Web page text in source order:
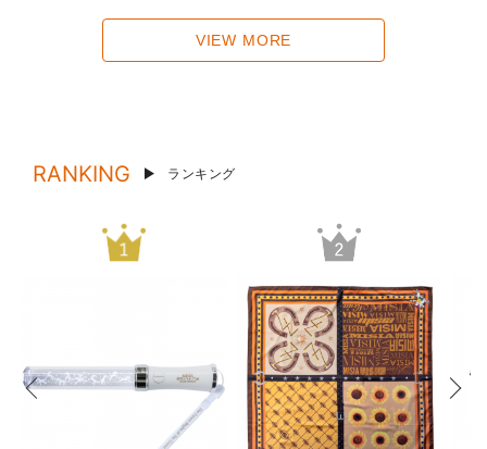
VIEW MORE
RANKING ランキング